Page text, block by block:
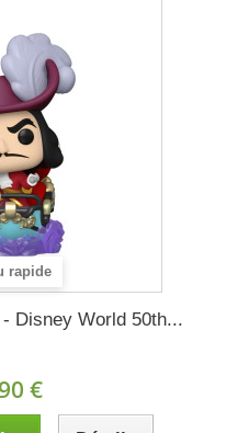
rapide
Disney World 50th...
€